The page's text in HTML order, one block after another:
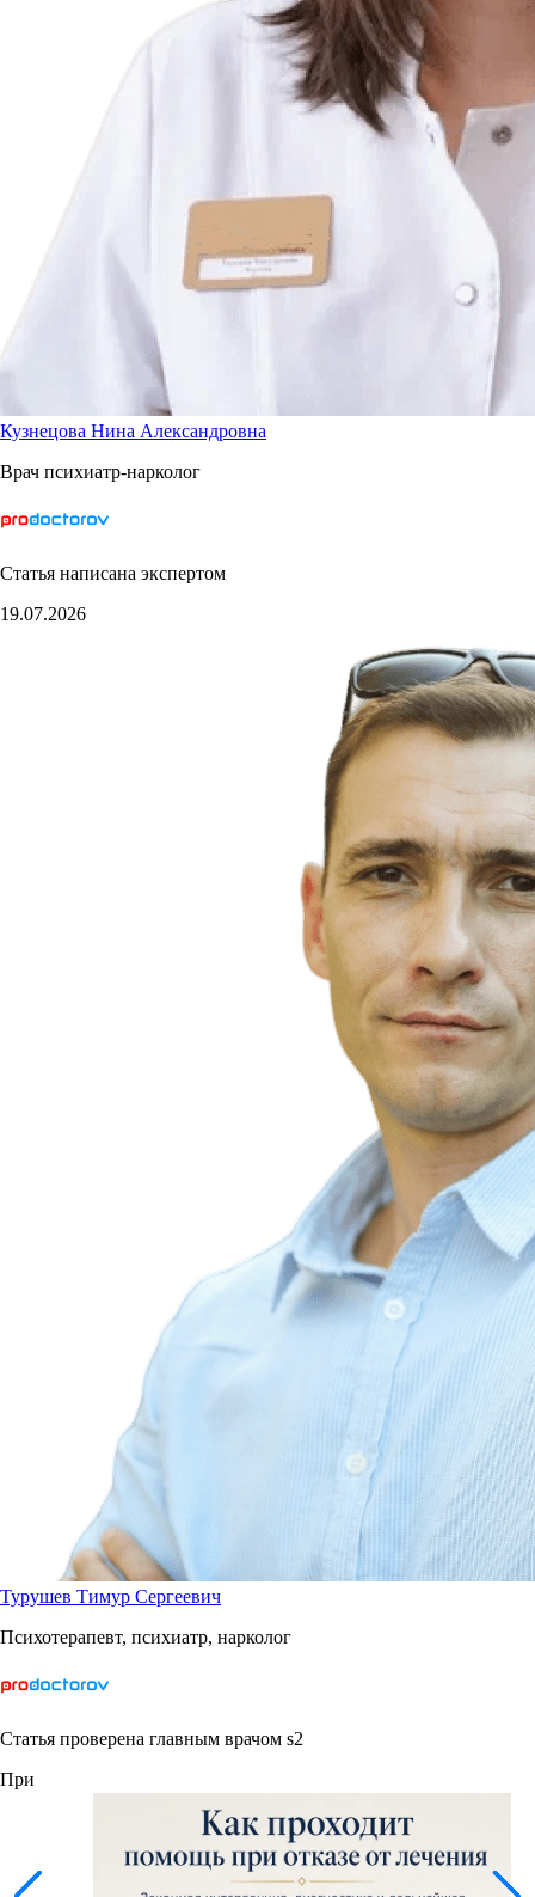
Кузнецова Нина Александровна
Врач психиатр-нарколог
Статья написана экспертом
19.07.2026
Турушев Тимур Сергеевич
Психотерапевт, психиатр, нарколог
Статья проверена главным врачом s2
При